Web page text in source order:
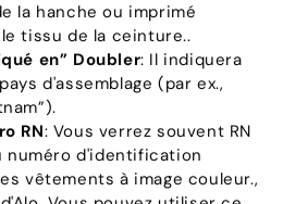
la hanche ou imprimé
tissu de la ceinture..
en” Doubler: Il indiquera
d'assemblage (par ex.,
RN: Vous verrez souvent RN
numéro d'identification
vêtements à image couleur.,